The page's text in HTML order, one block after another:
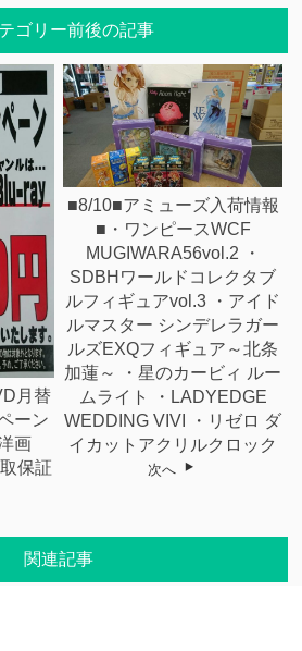
ゴリー前後の記事
月替
ーン
画
保証
■8/10■アミューズ入荷情報
■・ワンピースWCF
MUGIWARA56vol.2 ・
SDBHワールドコレクタブ
ルフィギュアvol.3 ・アイド
ルマスター シンデレラガー
ルズEXQフィギュア～北条
加蓮～ ・星のカービィ ルー
ムライト ・LADYEDGE
WEDDING VIVI ・リゼロ ダ
イカットアクリルクロック
次へ
関連記事